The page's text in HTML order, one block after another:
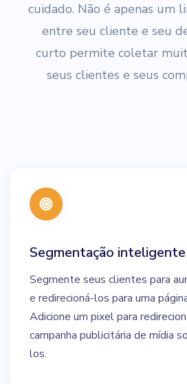
cuidado. Não é apenas um
entre seu cliente e seu
curto permite coletar
seus clientes e seus
Segmentação inteligente
Segmente seus clientes para
e redirecioná-los para uma
Adicione um pixel para
campanha publicitária de mídia
los.